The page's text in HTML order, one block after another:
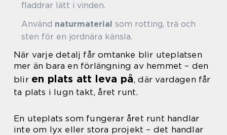
fladdrar lätt i vinden.
Använd naturmaterial som rotting, trä och
sten för en jordnära känsla.
När varje detalj får omtanke blir uteplatsen
mer än bara en förlängning av hemmet – den
blir en plats att leva på, där vardagen får
ta plats i lugn takt, året runt.
En uteplats som fungerar året runt handlar
inte om lyx eller stora projekt – det handlar